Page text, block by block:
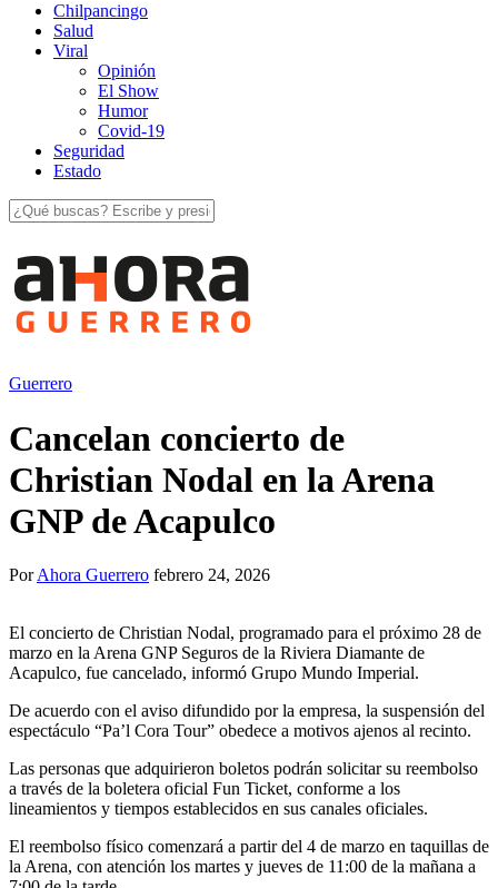
Chilpancingo
Salud
Viral
Opinión
El Show
Humor
Covid-19
Seguridad
Estado
Guerrero
Cancelan concierto de
Christian Nodal en la Arena
GNP de Acapulco
PorAhora Guerrero febrero 24, 2026
El concierto de Christian Nodal, programado para el próximo 28 de
marzo en la Arena GNP Seguros de la Riviera Diamante de
Acapulco, fue cancelado, informó Grupo Mundo Imperial.
De acuerdo con el aviso difundido por la empresa, la suspensión del
espectáculo “Pa’l Cora Tour” obedece a motivos ajenos al recinto.
Las personas que adquirieron boletos podrán solicitar su reembolso
a través de la boletera oficial Fun Ticket, conforme a los
lineamientos y tiempos establecidos en sus canales oficiales.
El reembolso físico comenzará a partir del 4 de marzo en taquillas de
la Arena, con atención los martes y jueves de 11:00 de la mañana a